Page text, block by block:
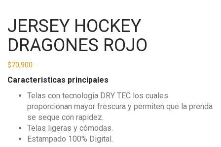
JERSEY HOCKEY
DRAGONES ROJO
$70,900
Caracteristicas principales
Telas con tecnología DRY TEC los cuales
proporcionan mayor frescura y permiten que la prenda
se seque con rapidez.
Telas ligeras y cómodas.
Estampado 100% Digital.